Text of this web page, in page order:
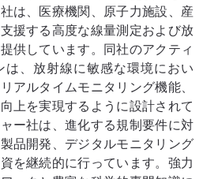
は、医療機関、原子力施設、産
援する高度な線量測定および放
供しています。同社のアクティ
は、放射線に敏感な環境におい
アルタイムモニタリング機能、
上を実現するように設計されて
ー社は、進化する規制要件に対
品開発、デジタルモニタリング
を継続的に行っています。強力